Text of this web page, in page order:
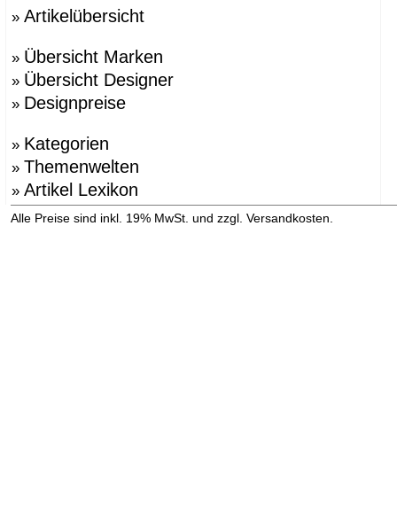
» Artikelübersicht
» Übersicht Marken
» Übersicht Designer
» Designpreise
» Kategorien
» Themenwelten
» Artikel Lexikon
Alle Preise sind inkl. 19% MwSt. und zzgl. Versandkosten.